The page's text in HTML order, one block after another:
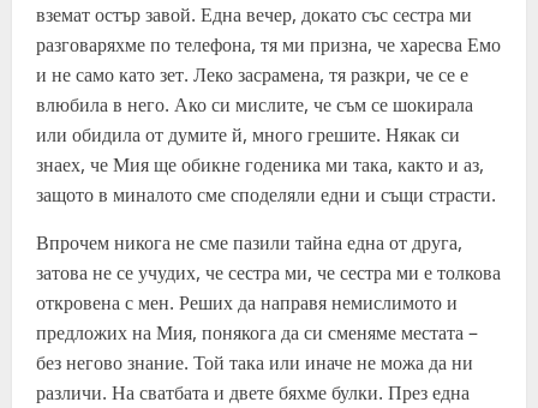
вземат остър завой. Една вечер, докато със сестра ми
разговаряхме по телефона, тя ми призна, че харесва Емо
и не само като зет. Леко засрамена, тя разкри, че се е
влюбила в него. Ако си мислите, че съм се шокирала
или обидила от думите й, много грешите. Някак си
знаех, че Мия ще обикне годеника ми така, както и аз,
защото в миналото сме споделяли едни и същи страсти.
Впрочем никога не сме пазили тайна една от друга,
затова не се учудих, че сестра ми, че сестра ми е толкова
откровена с мен. Реших да направя немислимото и
предложих на Мия, понякога да си сменяме местата –
без негово знание. Той така или иначе не можа да ни
различи. На сватбата и двете бяхме булки. През една